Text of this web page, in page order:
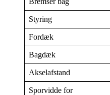
Styring
Fordæk
Bagdæk
Akselafstand
Sporvidde for